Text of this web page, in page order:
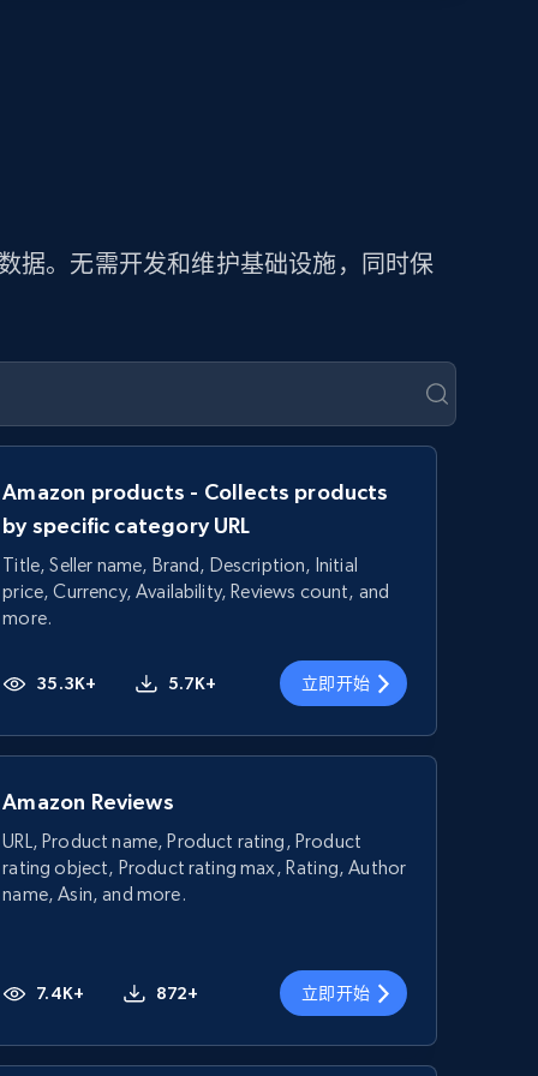
据。无需开发和维护基础设施，同时保
Amazon products - Collects products
by specific category URL
Title, Seller name, Brand, Description, Initial
price, Currency, Availability, Reviews count, and
more.
35.3K+ 5.7K+ 立即开始
Amazon Reviews
URL, Product name, Product rating, Product
rating object, Product rating max, Rating, Author
name, Asin, and more.
7.4K+ 872+ 立即开始